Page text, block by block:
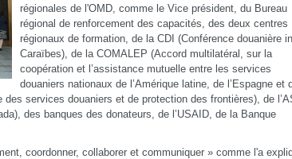
régionales de l'OMD, comme le Vice président, du Bureau
régional de renforcement des capacités, des deux centres
régionaux de formation, de la CDI (Conférence douanière
Caraïbes), de la COMALEP (Accord multilatéral, sur la
coopération et l’assistance mutuelle entre les services
douaniers nationaux de l’Amérique latine, de l’Espagne et
services douaniers et de protection des frontières), de
des banques des donateurs, de l’USAID, de la Banque
coordonner, collaborer et communiquer » comme l'a